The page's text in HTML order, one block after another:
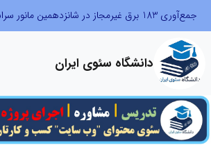
دانشگاه سئوی ایران